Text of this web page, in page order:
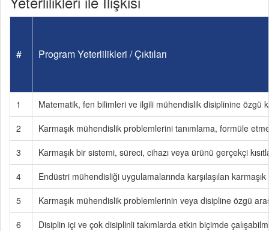
# Program Yeterlilikleri / Çıktıları
1
Matematik, fen bilimleri ve ilgili mühendislik disiplinine özgü
2
Karmaşık mühendislik problemlerini tanımlama, formüle
3
Karmaşık bir sistemi, süreci, cihazı veya ürünü gerçekçi
4
Endüstri mühendisliği uygulamalarında karşılaşılan
5
Karmaşık mühendislik problemlerinin veya disipline özgü
6
Disiplin içi ve çok disiplinli takımlarda etkin biçimde